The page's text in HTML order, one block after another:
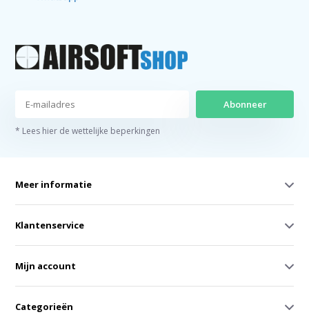
Abonneer
* Lees hier de wettelijke beperkingen
Meer informatie
Klantenservice
Mijn account
Categorieën